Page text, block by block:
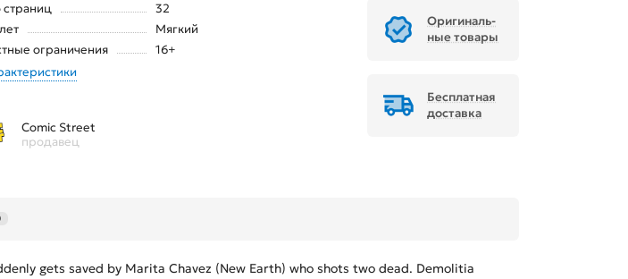
страниц
32
Мягкий
ограничения
16+
Comic Street
продавец
Ори­ги­наль­
ные товары
Бесплатная
доставка
gets saved by Marita Chavez (New Earth) who shots two dead. Demolitia